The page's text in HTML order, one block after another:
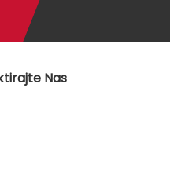
Nas